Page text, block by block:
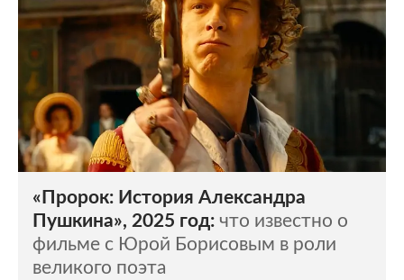
«Пророк: История Александра
Пушкина», 2025 год: что известно о
фильме с Юрой Борисовым в роли
великого поэта